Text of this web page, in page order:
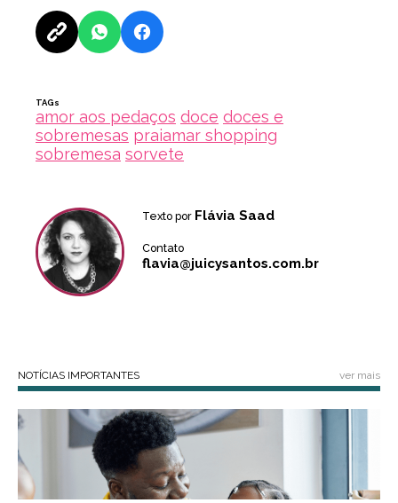
TAGs
amor aos pedaços doce doces e
sobremesas praiamar shopping
sobremesa sorvete
Texto por Flávia Saad
Contato
flavia@juicysantos.com.br
NOTÍCIAS IMPORTANTES ver mais